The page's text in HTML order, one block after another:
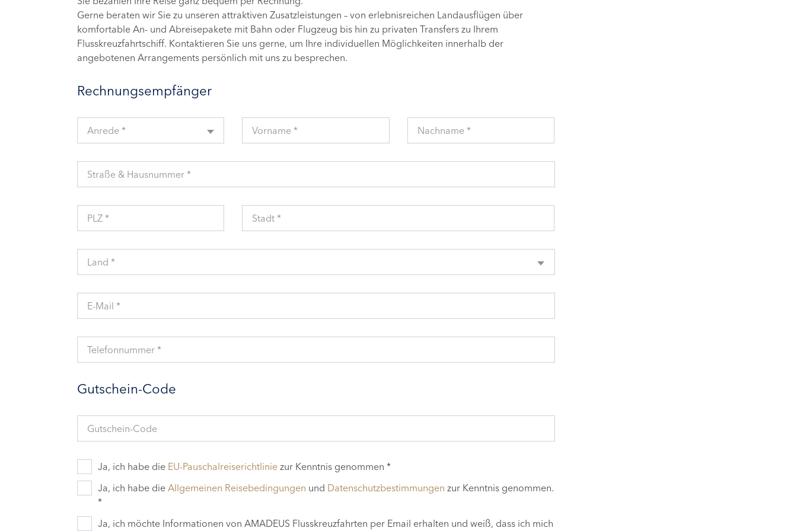
Gerne beraten wir Sie zu unseren attraktiven Zusatzleistungen – von erlebnisreichen Landausflügen über
komfortable An- und Abreisepakete mit Bahn oder Flugzeug bis hin zu privaten Transfers zu Ihrem
Flusskreuzfahrtschiff. Kontaktieren Sie uns gerne, um Ihre individuellen Möglichkeiten innerhalb der
angebotenen Arrangements persönlich mit uns zu besprechen.
Rechnungsempfänger
Anrede * Vorname * Nachname *
Straße & Hausnummer *
PLZ * Stadt *
Land *
E-Mail *
Telefonnummer *
Gutschein-Code
Gutschein-Code
Ja, ich habe die EU-Pauschalreiserichtlinie zur Kenntnis genommen *
Ja, ich habe die Allgemeinen Reisebedingungen und Datenschutzbestimmungen zur Kenntnis genommen.
*
Ja, ich möchte Informationen von AMADEUS Flusskreuzfahrten per Email erhalten und weiß, dass ich mich